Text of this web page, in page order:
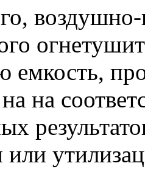
емкость,
на
или